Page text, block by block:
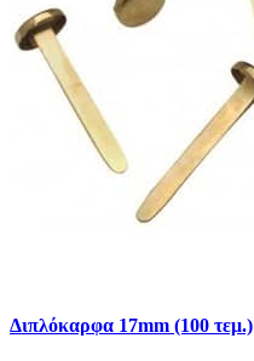
Διπλόκαρφα 17mm (100 τεμ.)